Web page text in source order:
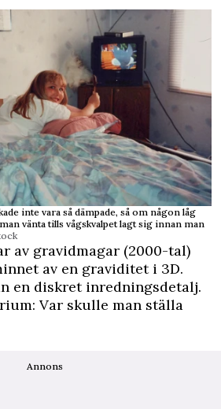
inte vara så dämpade, så om någon låg
vänta tills vågskvalpet lagt sig innan man
av gravidmagar (2000-tal)
av en graviditet i 3D.
en diskret inredningsdetalj.
Var skulle man ställa
Annons